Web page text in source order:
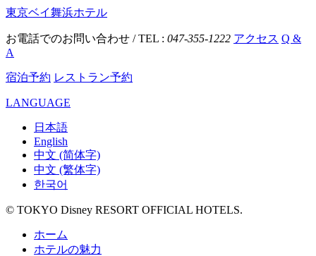
東京ベイ舞浜ホテル
お電話でのお問い合わせ / TEL : 047-355-1222 アクセス Q &
A
宿泊予約 レストラン予約
LANGUAGE
日本語
English
中文 (简体字)
中文 (繁体字)
한국어
© TOKYO Disney RESORT OFFICIAL HOTELS.
ホーム
ホテルの魅力